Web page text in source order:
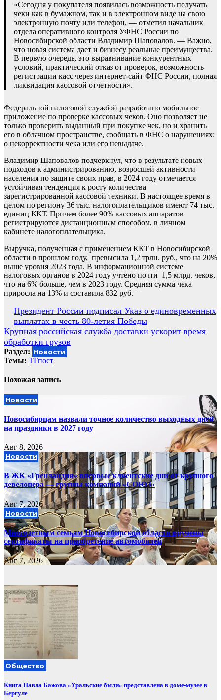
«Сегодня у покупателя появилась возможность получать
чеки как в бумажном, так и в электронном виде на свою
электронную почту или телефон, — отметил начальник
отдела оперативного контроля УФНС России по
Новосибирской области Владимир Шаповалов. — Важно,
что новая система дает и бизнесу реальные преимущества.
В первую очередь, это выравнивание конкурентных
условий, практический отказ от проверок, возможность
регистрации касс через интернет-сайт ФНС России, полная
ликвидация кассовой отчетности».
Федеральной налоговой службой разработано мобильное
приложение по проверке кассовых чеков. Оно позволяет не
только проверить выданный при покупке чек, но и хранить
его в облачном пространстве, сообщать в ФНС о нарушениях:
о некорректности чека или его невыдаче.
Владимир Шаповалов подчеркнул, что в результате новых
подходов к администрированию, возросшей активности
населения по защите своих прав, в 2024 году отмечается
устойчивая тенденция к росту количества
зарегистрированной кассовой техники. В настоящее время в
целом по региону 36 тыс. налогоплательщиков имеют 74 тыс.
единиц ККТ. Причем более 90% кассовых аппаратов
регистрируются дистанционным способом, в личном
кабинете налогоплательщика.
Выручка, полученная с применением ККТ в Новосибирской
области в прошлом году, превысила 1,2 трлн. руб., что на 20%
выше уровня 2023 года. В информационной системе
налоговых органов в 2024 году учтено почти 1,5 млрд. чеков,
что на 6% больше, чем в 2023 году. Средняя сумма чека
приросла на 13% и составила 832 руб.
Навигация
по
записям
Президент России подписал Указ о единовременных
выплатах в честь 80-летия Победы
Крупная российская служба доставки ускорит время
обработки грузов
Раздел: Новости
Темы: ТГпост
Похожая запись
Новости
Новосибирцам назвали точное количество выходных дней
на праздники в 2027 году
Авг 8, 2026
Новости
В ЖК «Гренландия» впервые клиентские дни от крупного
девелопера — группы компаний «СОЮЗ»
Авг 7, 2026
Новости
Многодетным семьям Новосибирской области вручены
сертификаты на приобретение автомобилей
Авг 7, 2026
Общество
Книга Павла Бажова «Уральские были» представлена в доме-музее в
Бергуле